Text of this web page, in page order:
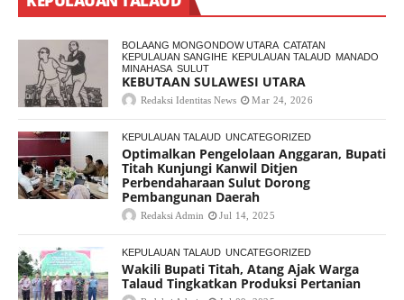
BOLAANG MONGONDOW UTARA CATATAN
KEPULAUAN SANGIHE KEPULAUAN TALAUD MANADO
MINAHASA SULUT
KEBUTAAN SULAWESI UTARA
Redaksi Identitas News Mar 24, 2026
KEPULAUAN TALAUD UNCATEGORIZED
Optimalkan Pengelolaan Anggaran, Bupati
Titah Kunjungi Kanwil Ditjen
Perbendaharaan Sulut Dorong
Pembangunan Daerah
Redaksi Admin Jul 14, 2025
KEPULAUAN TALAUD UNCATEGORIZED
Wakili Bupati Titah, Atang Ajak Warga
Talaud Tingkatkan Produksi Pertanian